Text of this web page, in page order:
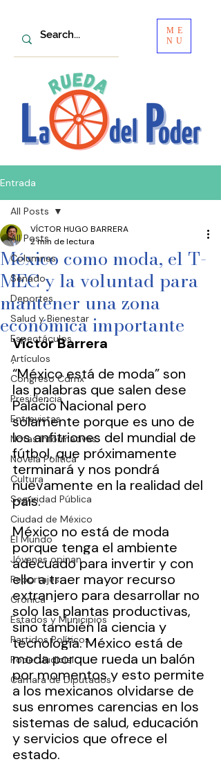
ME
NU
Entrada
All Posts
Columnas
Senado
Deportes
Salud y Bienestar
Espectáculos
Artículos
Congreso Cdmx
Presidencia
Entrevistas
Notas Informativas
Novela Política
Cultura
Seguridad Pública
Ciudad de México
El Mundo
Jóvenes opinan
Reportajes
Crónica
Estados y Municipios
Partidos Políticos
Poder Judicial
Cámara de Diputados
All Posts
México como moda, el T-
MEC y la voluntad para
mantener una zona
económica importante
VÍCTOR HUGO BARRERA
2 min de lectura
Víctor Barrera
,
“México está de moda” son
las palabras que salen dese
Palacio Nacional pero
solamente porque es uno de
los anfitriones del mundial de
fútbol, que próximamente
terminará y nos pondrá
nuevamente en la realidad del
país.
México no está de moda
porque tenga el ambiente
adecuado para invertir y con
ello a traer mayor recurso
extranjero para desarrollar no
solo las plantas productivas,
sino también la ciencia y
tecnología. México está de
moda porque rueda un balón
por momentos y esto permite
a los mexicanos olvidarse de
sus enromes carencias en los
sistemas de salud, educación
y servicios que ofrece el
estado.